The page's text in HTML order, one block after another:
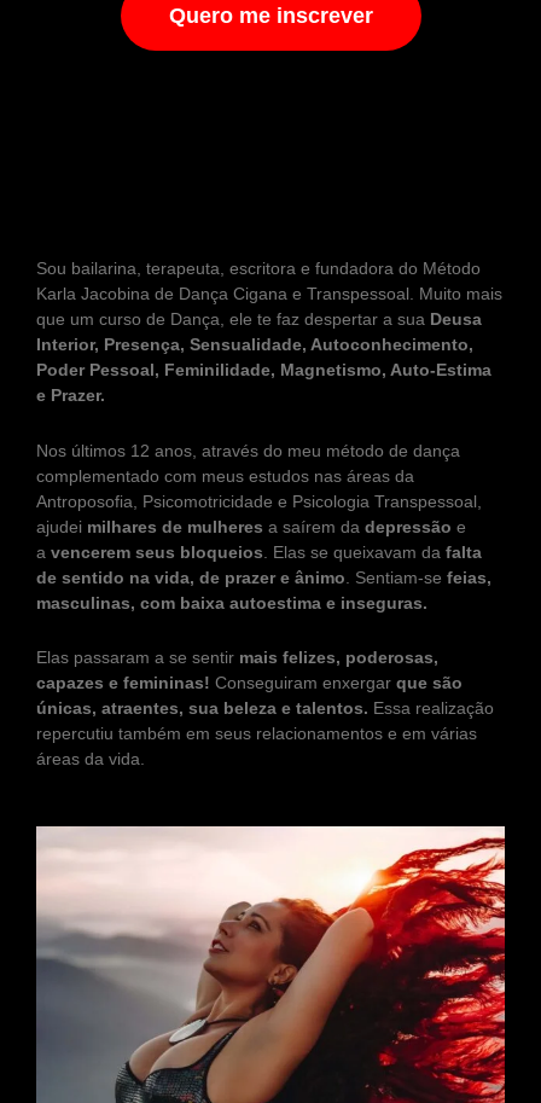
Quero me inscrever
Sou bailarina, terapeuta, escritora e fundadora do Método
Karla Jacobina de Dança Cigana e Transpessoal. Muito mais
que um curso de Dança, ele te faz despertar a sua Deusa
Interior, Presença, Sensualidade, Autoconhecimento,
Poder Pessoal, Feminilidade, Magnetismo, Auto-Estima
e Prazer.
Nos últimos 12 anos, através do meu método de dança
complementado com meus estudos nas áreas da
Antroposofia, Psicomotricidade e Psicologia Transpessoal,
ajudei milhares de mulheres a saírem da depressão e
a vencerem seus bloqueios . Elas se queixavam da falta
de sentido na vida, de prazer e ânimo . Sentiam-se feias,
masculinas, com baixa autoestima e inseguras.
Elas passaram a se sentir mais felizes, poderosas,
capazes e femininas! Conseguiram enxergar que são
únicas, atraentes, sua beleza e talentos. Essa realização
repercutiu também em seus relacionamentos e em várias
áreas da vida.